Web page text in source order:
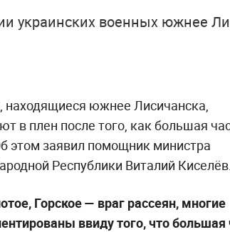
украинских военных южнее
южнее Лисичанска,
в плен после того, как большая
этом заявил помощник министра
Республики Виталий
Горское — враг рассеян, многие
ввиду того, что большая